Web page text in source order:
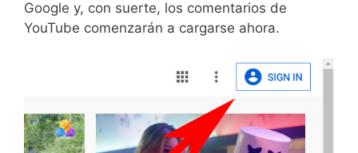
Google y, con suerte, los comentarios de
YouTube comenzarán a cargarse ahora.